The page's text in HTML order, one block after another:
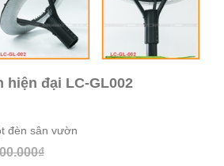
đại LC-GL002
đèn sân vườn